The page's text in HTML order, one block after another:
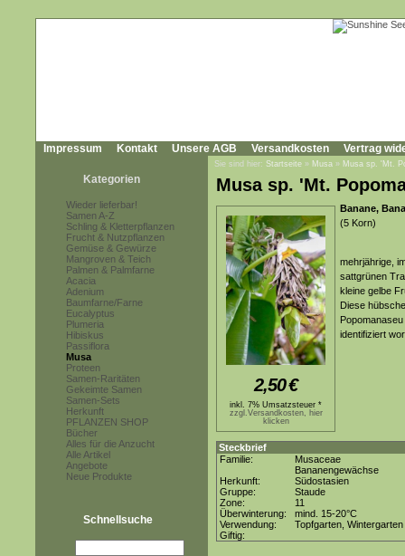
Impressum Kontakt Unsere AGB Versandkosten Vertrag
Kategorien
Wieder lieferbar!
Samen A-Z
Schling & Kletterpflanzen
Frucht & Nutzpflanzen
Gemüse & Gewürze
Mangroven & Teich
Palmen & Palmfarne
Acacia
Adenium
Baumfarne/Farne
Eucalyptus
Plumeria
Hibiskus
Passiflora
Musa
Proteen
Samen-Raritäten
Gekeimte Samen
Samen-Sets
Herkunft
PFLANZEN SHOP
Bücher
Alles für die Anzucht
Alle Artikel
Angebote
Neue Produkte
Schnellsuche
Sie sind hier: Startseite » Musa » Musa sp. 'Mt.
Musa sp. 'Mt.
2,50€
inkl. 7% Umsatzsteuer *
zzgl.Versandkosten, hier
klicken
Banane,
(5 Korn)
mehrjährige,
sattgrünen
kleine gelbe
Diese
identifiziert
Steckbrief
Familie:
Musaceae
Bananengewächse
Herkunft:
Südostasien
Gruppe:
Staude
Zone:
11
Überwinterung:
mind. 15-20°C
Verwendung:
Topfgarten, Wintergarten
Giftig: